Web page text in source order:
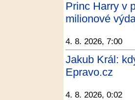
Princ Harry v
milionové
4. 8. 2026, 7:00
Jakub Král:
Epravo.cz
4. 8. 2026, 0:02